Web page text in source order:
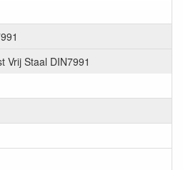
Vrij Staal DIN7991